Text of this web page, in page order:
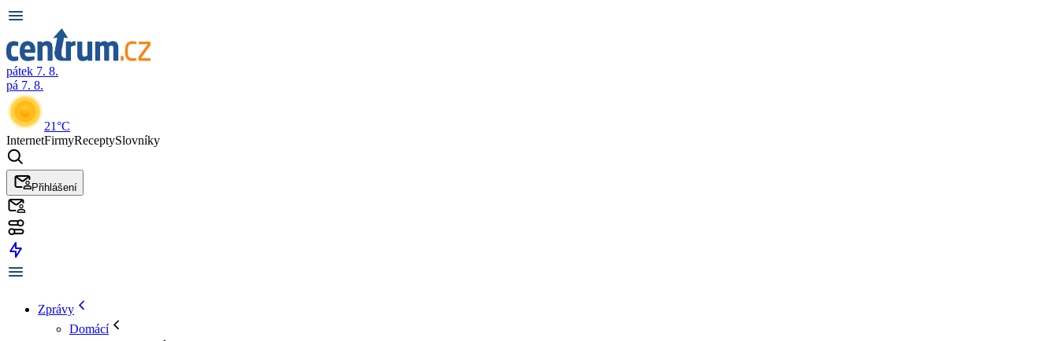
pátek 7. 8.
pá 7. 8.
21°C
InternetFirmyReceptySlovníky
Přihlášení
Zprávy
Domácí